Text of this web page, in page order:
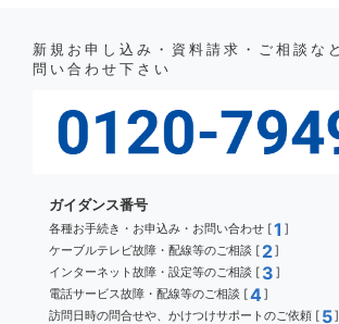
新規お申し込み・資料請求・ご相談な
問い合わせ下さい
ガイダンス番号
各種お手続き・お申込み・お問い合わせ [1 ]
ケーブルテレビ故障・配線等のご相談 [ 2]
インターネット故障・設定等のご相談 [ 3 ]
電話サービス故障・配線等のご相談 [4]
訪問日時の問合せや、かけつけサポートのご依頼 [ 5]